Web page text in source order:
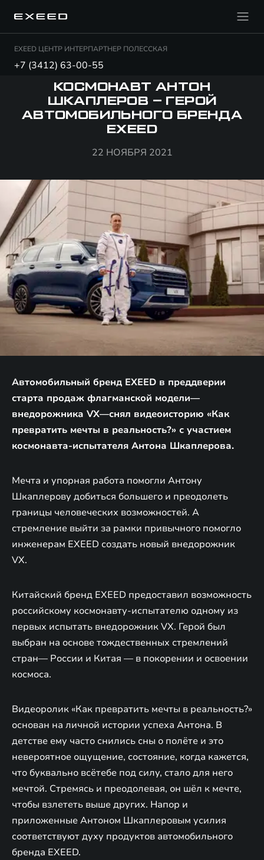
EXEED ЦЕНТР ИНТЕРПАРТНЕР ПОЛЕССКАЯ
+7 (3412) 63-00-55
КОСМОНАВТ АНТОН
ШКАПЛЕРОВ – ГЕРОЙ
АВТОМОБИЛЬНОГО БРЕНДА
EXEED
22 НОЯБРЯ 2021
Автомобильный бренд EXEED в преддверии
старта продаж флагманской модели—
внедорожника VX—снял видеоисторию «Как
превратить мечты в реальность?» с участием
космонавта-испытателя Антона Шкаплерова.
Мечта и упорная работа помогли Антону
Шкаплерову добиться большего и преодолеть
границы человеческих возможностей. А
стремление выйти за рамки привычного помогло
инженерам EXEED создать новый внедорожник
VX.
Китайский бренд EXEED предоставил возможность
российскому космонавту-испытателю одному из
первых испытать внедорожник VX. Герой был
выбран на основе тождественных стремлений
стран— России и Китая — в покорении и освоении
космоса.
Видеоролик «Как превратить мечты в реальность?»
основан на личной истории успеха Антона. В
детстве ему часто снились сны о полёте и это
невероятное ощущение, состояние, когда кажется,
что буквально всётебе под силу, стало для него
мечтой. Стремясь и преодолевая, он шёл к мечте,
чтобы взлететь выше других. Напор и
приложенные Антоном Шкаплеровым усилия
соответствуют духу продуктов автомобильного
бренда EXEED.